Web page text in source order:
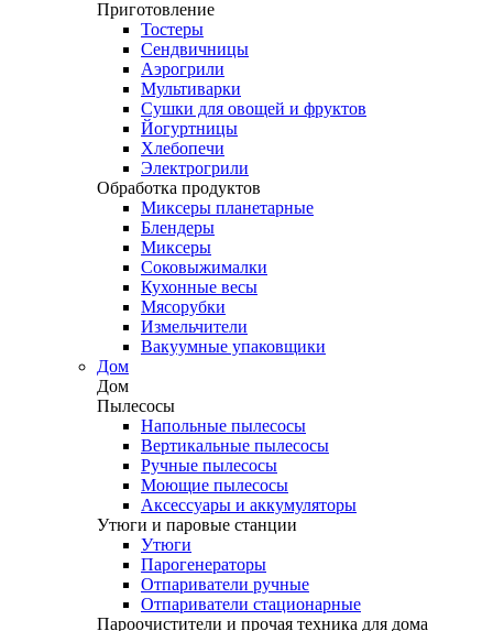
Приготовление
Тостеры
Сендвичницы
Аэрогрили
Мультиварки
Сушки для овощей и фруктов
Йогуртницы
Хлебопечи
Электрогрили
Обработка продуктов
Миксеры планетарные
Блендеры
Миксеры
Соковыжималки
Кухонные весы
Мясорубки
Измельчители
Вакуумные упаковщики
Дом
Дом
Пылесосы
Напольные пылесосы
Вертикальные пылесосы
Ручные пылесосы
Моющие пылесосы
Аксессуары и аккумуляторы
Утюги и паровые станции
Утюги
Парогенераторы
Отпариватели ручные
Отпариватели стационарные
Пароочистители и прочая техника для дома